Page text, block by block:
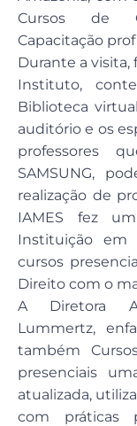
Cursos de
Capacitação
Durante a
Instituto,
Biblioteca
auditório e os
professores
SAMSUNG,
realização de
IAMES fez
Instituição em
cursos
Direito com o
A Diretora
Lummertz,
também
presenciais
atualizada,
com práticas